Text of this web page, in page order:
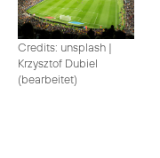
Credits: unsplash |
Krzysztof Dubiel
(bearbeitet)